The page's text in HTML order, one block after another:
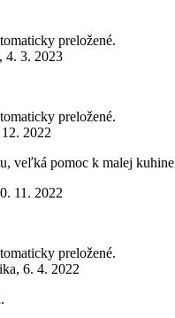
preložené.
, 4. 3. 2023
preložené.
2022
veľká pomoc k malej kuhine
11. 2022
preložené.
, 6. 4. 2022